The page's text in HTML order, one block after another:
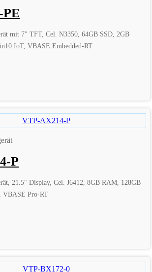
mit 7″ TFT, Cel. N3350, 64GB SSD, 2GB
IoT, VBASE Embedded-RT
P
21.5″ Display, Cel. J6412, 8GB RAM, 128GB
VBASE Pro-RT